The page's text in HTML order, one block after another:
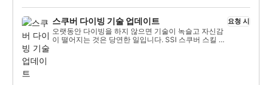
빙하고 싶은 마음이 들게 될 것입니다. 무궁무진
한 다이빙 경험이 여러분을 기다리고 있으며, 이
프로그램은 그 시작을 위한 완벽한 출발점입니
다. 지금 바로 시작하세요!
스쿠버 다이빙 기술 업데이트
오랫동안 다이빙을 하지 않으면 기술이 녹슬고 자신감
이 떨어지는 것은 당연한 일입니다. SSI 스쿠버 스킬 업
요청 시